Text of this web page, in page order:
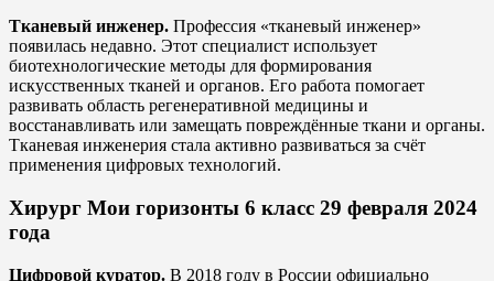
Тканевый инженер. Профессия «тканевый инженер»
появилась недавно. Этот специалист использует
биотехнологические методы для формирования
искусственных тканей и органов. Его работа помогает
развивать область регенеративной медицины и
восстанавливать или замещать повреждённые ткани и органы.
Тканевая инженерия стала активно развиваться за счёт
применения цифровых технологий.
Хирург Мои горизонты 6 класс 29 февраля 2024
года
Цифровой куратор. В 2018 году в России официально